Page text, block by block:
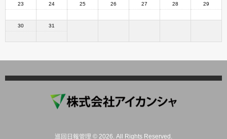
23 24 25 26 27 28 29
30 31
月間カレンダー
巡回日報管理 © 2026. All Rights Reserved.